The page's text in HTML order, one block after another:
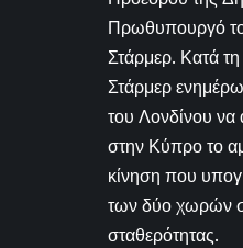
Πρωθυπουργό
Στάρμερ. Κατά τη
Στάρμερ
του Λονδίνου να
στην Κύπρο το
κίνηση που
των δύο χωρών
σταθερότητας.